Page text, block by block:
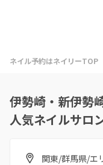
ネイル予約はネイリーTOP
伊勢崎・新伊勢
人気ネイルサロ
関東/群馬県/エ